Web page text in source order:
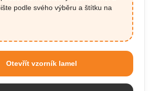
podle svého výběru a štítku na
Otevřít vzorník lamel